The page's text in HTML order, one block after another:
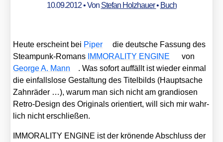
10.09.2012• Von Stefan Holzhauer• Buch
Heu­te erscheint bei Piper
die deut­sche Fas­sung des
Steam­punk-Romans IMMORALITY ENGINE
von
Geor­ge A. Mann
. Was sofort auf­fällt ist wie­der ein­mal
die ein­falls­lo­se Gestal­tung des Titel­bilds (Haupt­sa­che
Zahn­rä­der …), war­um man sich nicht am gran­dio­sen
Retro-Design des Ori­gi­nals ori­en­tiert, will sich mir wahr­
lich nicht erschlie­ßen.
IMMORALITY ENGINE ist der krö­nen­de Abschluss der